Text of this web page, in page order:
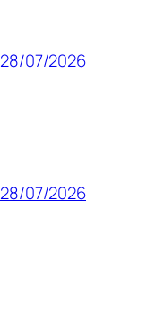
28/07/2026
28/07/2026